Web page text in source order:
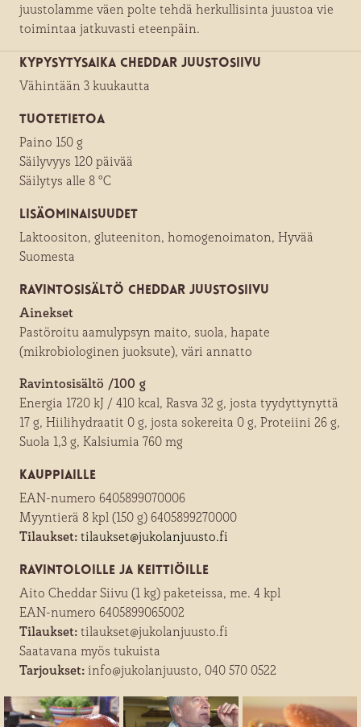
juustolamme väen polte tehdä herkullisinta juustoa vie
toimintaa jatkuvasti eteenpäin.
Kypysytysaika Cheddar juustosiivu
Vähintään 3 kuukautta
Tuotetietoa
Paino 150 g
Säilyvyys 120 päivää
Säilytys alle 8 °C
Lisäominaisuudet
Laktoositon, gluteeniton, homogenoimaton, Hyvää
Suomesta
Ravintosisältö Cheddar juustosiivu
Ainekset
Pastöroitu aamulypsyn maito, suola, hapate
(mikrobiologinen juoksute), väri annatto
Ravintosisältö /100 g
Energia 1720 kJ / 410 kcal, Rasva 32 g, josta tyydyttynyttä
17 g, Hiilihydraatit 0 g, josta sokereita 0 g, Proteiini 26 g,
Suola 1,3 g, Kalsiumia 760 mg
Kauppiaille
EAN-numero 6405899070006
Myyntierä 8 kpl (150 g) 6405899270000
Tilaukset: tilaukset@jukolanjuusto.fi
Ravintoloille ja keittiöille
Aito Cheddar Siivu (1 kg) paketeissa, me. 4 kpl
EAN-numero 6405899065002
Tilaukset: tilaukset@jukolanjuusto.fi
Saatavana myös tukuista
Tarjoukset: info@jukolanjuusto, 040 570 0522